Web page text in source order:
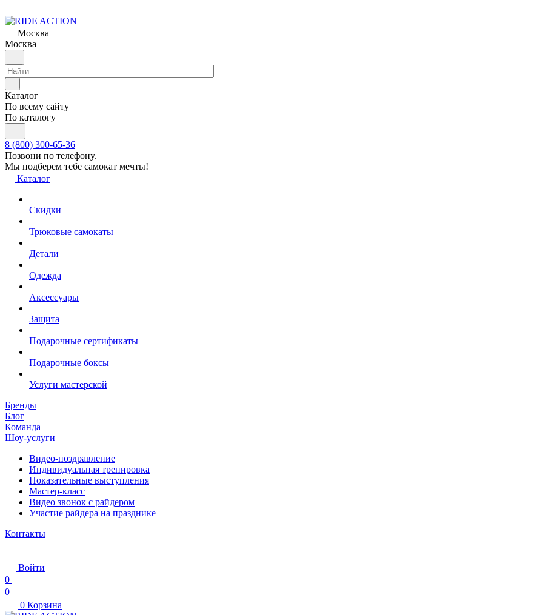
Москва
Москва
Каталог
По всему сайту
По каталогу
8 (800) 300-65-36
Позвони по телефону.
Мы подберем тебе самокат мечты!
Каталог
Скидки
Трюковые самокаты
Детали
Одежда
Аксессуары
Защита
Подарочные сертификаты
Подарочные боксы
Услуги мастерской
Бренды
Блог
Команда
Шоу-услуги
Видео-поздравление
Индивидуальная тренировка
Показательные выступления
Мастер-класс
Видео звонок с райдером
Участие райдера на празднике
Контакты
Войти
0
0
0 Корзина